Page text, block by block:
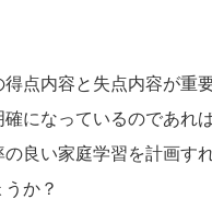
点内容と失点内容が重
になっているのであれ
良い家庭学習を計画す
か？